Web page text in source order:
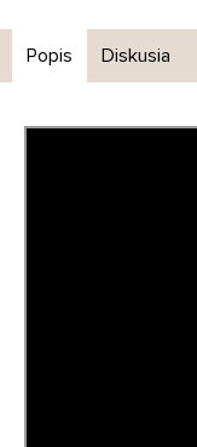
Popis Diskusia